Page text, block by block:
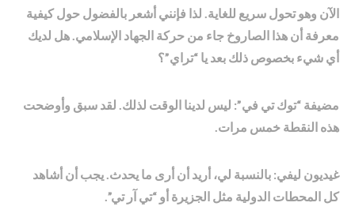
الآن وهو تحول سريع للغاية. لذا فإنني أشعر بالفضول حول كيفية
معرفة أن هذا الصاروخ جاء من حركة الجهاد الإسلامي. هل لديك
أي شيء بخصوص ذلك بعد يا “تراي”؟
مضيفة “توك تي في”: ليس لدينا الوقت لذلك. لقد سبق وأوضحت
هذه النقطة خمس مرات.
غيديون ليفي: بالنسبة لي، أريد أن أرى ما يحدث. يجب أن أشاهد
كل المحطات الدولية مثل الجزيرة أو “تي آر تي”.